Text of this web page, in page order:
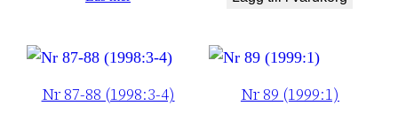
Nr 87-88 (1998:3-4) Nr 89 (1999:1)